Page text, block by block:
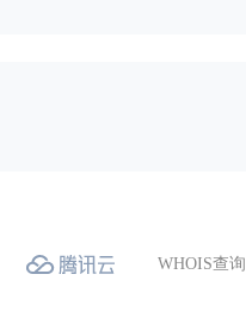
WHOIS查询